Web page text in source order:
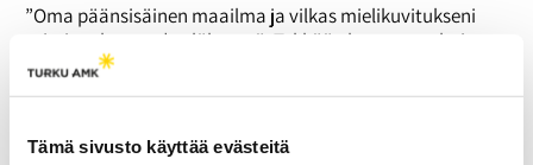
Tämä sivusto käyttää evästeitä
”Oma päänsisäinen maailma ja vilkas mielikuvitukseni
toimivat luovuuden lähteenä. Tykkään katsoa vanhoja
elokuvia, ja kuunnella jazzia. Vanhan ajan glamour on
sellainen, mihin palaan aina uudelleen hakemaan
edelleen usein sinne viettämään aikaa. Sieltä tulee aina